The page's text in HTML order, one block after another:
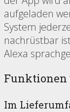
aufgeladen
System
nachrüstbar
Alexa
Funktionen
Im